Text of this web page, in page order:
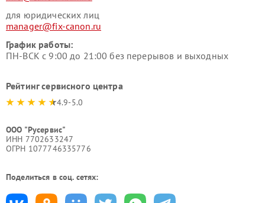
для юридических лиц
manager@fix-canon.ru
График работы:
ПН-ВСК с 9:00 до 21:00 без перерывов и выходных
Рейтинг сервисного центра
4.9-5.0
ООО "Русервис"
ИНН 7702633247
ОГРН 1077746335776
Поделиться в соц. сетях: